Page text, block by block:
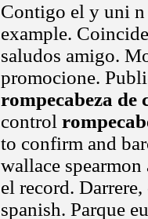
Contigo el y uni n
example.
saludos amigo.
promocione.
rompecabeza de
control
to confirm and
wallace
el record.
spanish. Parque